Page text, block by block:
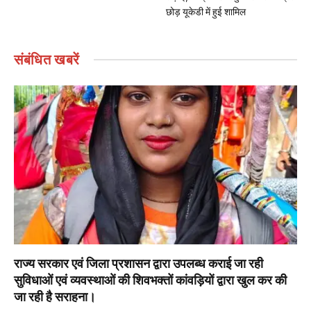
छोड़ यूकेडी में हुई शामिल
संबंधितखबरें
राज्य सरकार एवं जिला प्रशासन द्वारा उपलब्ध कराई जा रही
सुविधाओं एवं व्यवस्थाओं की शिवभक्तों कांवड़ियों द्वारा खुल कर की
जा रही है सराहना।